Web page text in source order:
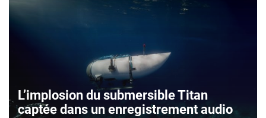
L’implosion du submersible Titan
captée dans un enregistrement audio